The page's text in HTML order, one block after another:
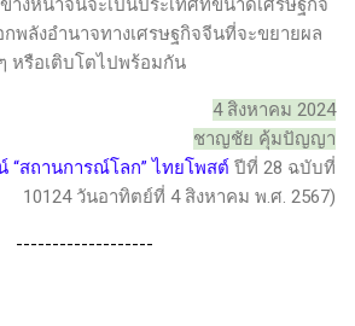
างหน้าจีนจะเป็นประเทศที่ขนาดเศรษฐกิจ
พลังอำนาจทางเศรษฐกิจจีนที่จะขยายผล
หรือเติบโตไปพร้อมกัน
4 สิงหาคม 2024
ชาญชัย คุ้มปัญญา
“สถานการณ์โลก” ไทยโพสต์ ปีที่ 28 ฉบับที่
10124 วันอาทิตย์ที่ 4 สิงหาคม พ.ศ. 2567)
-------------------